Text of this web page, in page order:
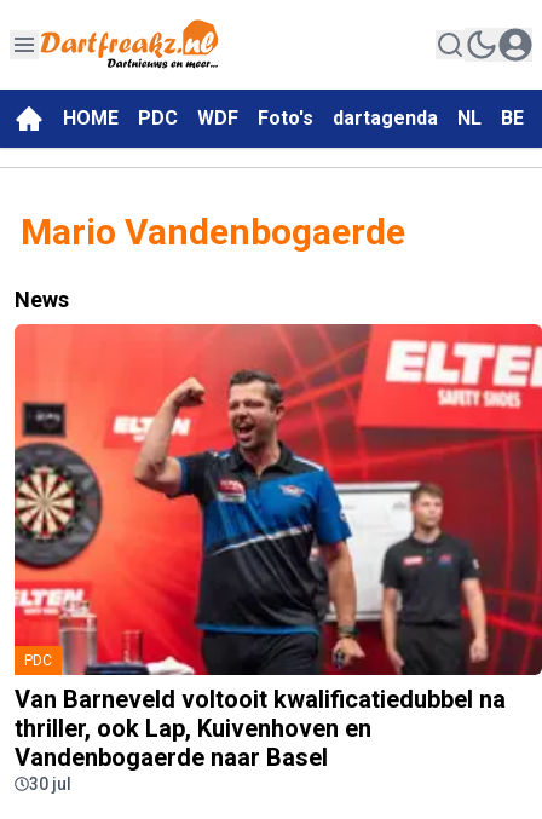
HOME PDC WDF Foto's dartagenda NL BE
Mario Vandenbogaerde
News
PDC
Van Barneveld voltooit kwalificatiedubbel na
thriller, ook Lap, Kuivenhoven en
Vandenbogaerde naar Basel
30 jul